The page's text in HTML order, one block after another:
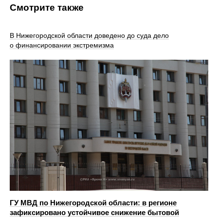
Смотрите также
В Нижегородской области доведено до суда дело
о финансировании экстремизма
ГУ МВД по Нижегородской области: в регионе
зафиксировано устойчивое снижение бытовой